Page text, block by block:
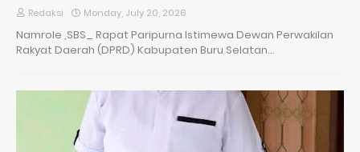
Redaksi Monday, July 20, 2026
Namrole ,SBS_ Rapat Paripurna Istimewa Dewan Perwakilan
Rakyat Daerah (DPRD) Kabupaten Buru Selatan…